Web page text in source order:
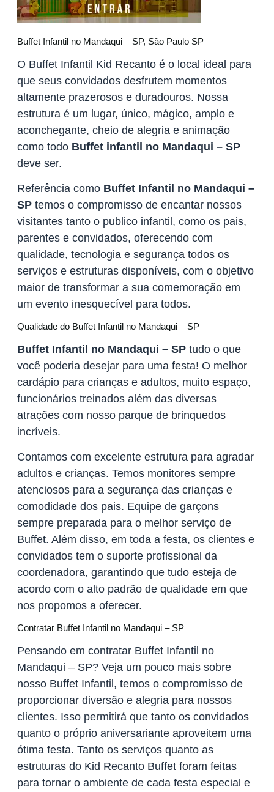
Buffet Infantil no Mandaqui – SP, São Paulo SP
O Buffet Infantil Kid Recanto é o local ideal para
que seus convidados desfrutem momentos
altamente prazerosos e duradouros. Nossa
estrutura é um lugar, único, mágico, amplo e
aconchegante, cheio de alegria e animação
como todo Buffet infantil no Mandaqui – SP
deve ser.
Referência como Buffet Infantil no Mandaqui –
SP temos o compromisso de encantar nossos
visitantes tanto o publico infantil, como os pais,
parentes e convidados, oferecendo com
qualidade, tecnologia e segurança todos os
serviços e estruturas disponíveis, com o objetivo
maior de transformar a sua comemoração em
um evento inesquecível para todos.
Qualidade do Buffet Infantil no Mandaqui – SP
Buffet Infantil no Mandaqui – SP tudo o que
você poderia desejar para uma festa! O melhor
cardápio para crianças e adultos, muito espaço,
funcionários treinados além das diversas
atrações com nosso parque de brinquedos
incríveis.
Contamos com excelente estrutura para agradar
adultos e crianças. Temos monitores sempre
atenciosos para a segurança das crianças e
comodidade dos pais. Equipe de garçons
sempre preparada para o melhor serviço de
Buffet. Além disso, em toda a festa, os clientes e
convidados tem o suporte profissional da
coordenadora, garantindo que tudo esteja de
acordo com o alto padrão de qualidade em que
nos propomos a oferecer.
Contratar Buffet Infantil no Mandaqui – SP
Pensando em contratar Buffet Infantil no
Mandaqui – SP? Veja um pouco mais sobre
nosso Buffet Infantil, temos o compromisso de
proporcionar diversão e alegria para nossos
clientes. Isso permitirá que tanto os convidados
quanto o próprio aniversariante aproveitem uma
ótima festa. Tanto os serviços quanto as
estruturas do Kid Recanto Buffet foram feitas
para tornar o ambiente de cada festa especial e